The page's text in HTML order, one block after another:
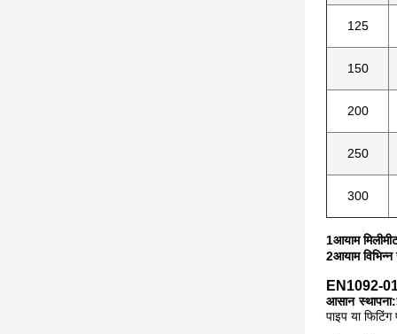
125
150
200
250
300
1आयाम
2आयाम विभिन्न
EN1092-
आसान स्थापना:
पाइप या